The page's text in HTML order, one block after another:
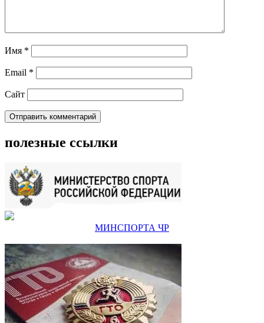
Имя *
Email *
Сайт
полезные ссылки
МИНСПОРТА ЧР